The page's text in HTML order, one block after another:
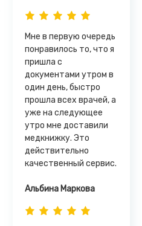
Мне в первую очередь
понравилось то, что я
пришла с
документами утром в
один день, быстро
прошла всех врачей, а
уже на следующее
утро мне доставили
медкнижку. Это
действительно
качественный сервис.
Альбина Маркова